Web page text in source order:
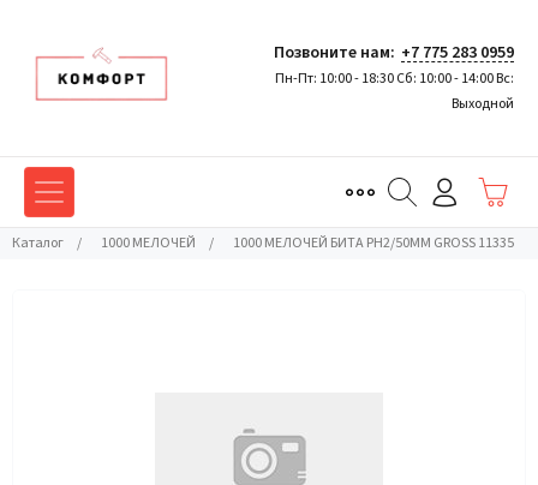
Позвоните нам: +7 775 283 0959
Пн-Пт: 10:00 - 18:30 Сб: 10:00 - 14:00 Вс:
Выходной
Каталог / 1000 МЕЛОЧЕЙ / 1000 МЕЛОЧЕЙ БИТА РН2/50ММ GROSS 11335